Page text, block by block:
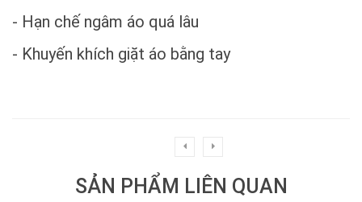
- Hạn chế ngâm áo quá lâu
- Khuyến khích giặt áo bằng tay
SẢN PHẨM LIÊN QUAN